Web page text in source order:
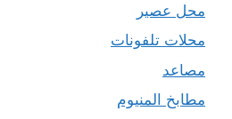
محل عصير
محلات تلفونات
مصاعد
مطابخ المنيوم